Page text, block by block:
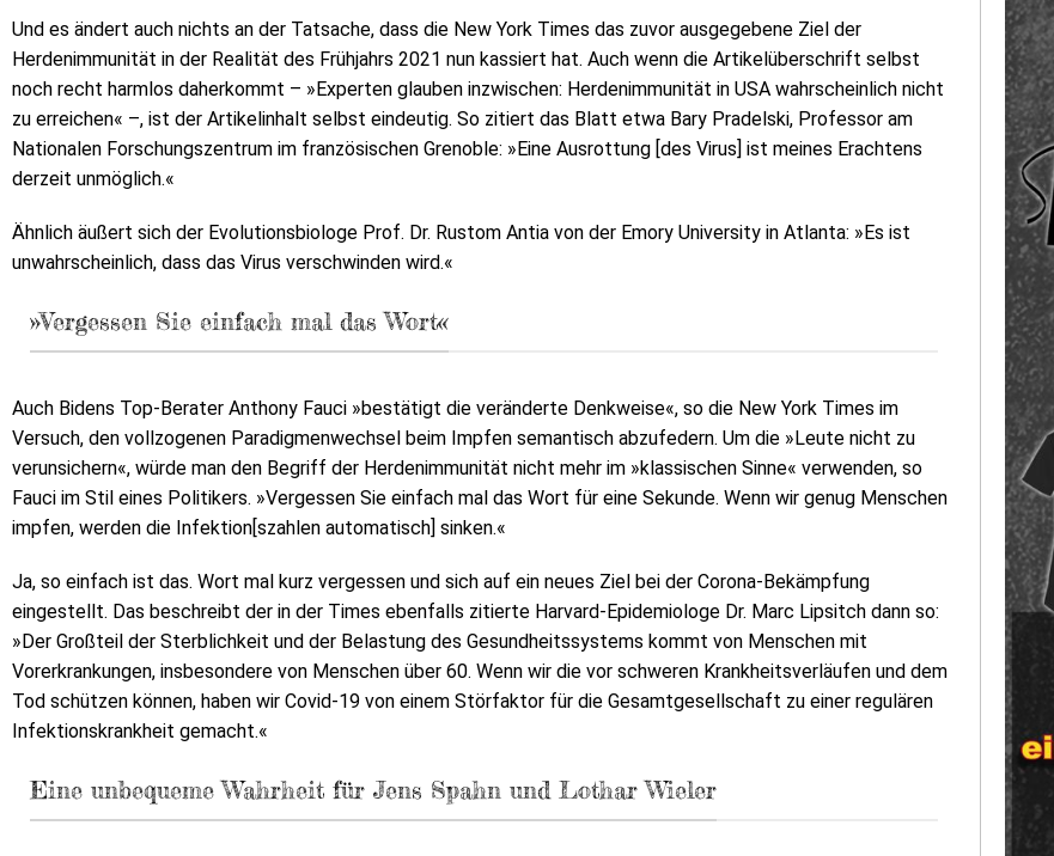
Und es ändert auch nichts an der Tatsache, dass die New York Times das zuvor ausgegebene Ziel der
Herdenimmunität in der Realität des Frühjahrs 2021 nun kassiert hat. Auch wenn die Artikelüberschrift selbst
noch recht harmlos daherkommt – »Experten glauben inzwischen: Herdenimmunität in USA wahrscheinlich nicht
zu erreichen« –, ist der Artikelinhalt selbst eindeutig. So zitiert das Blatt etwa Bary Pradelski, Professor am
Nationalen Forschungszentrum im französischen Grenoble: »Eine Ausrottung [des Virus] ist meines Erachtens
derzeit unmöglich.«
Ähnlich äußert sich der Evolutionsbiologe Prof. Dr. Rustom Antia von der Emory University in Atlanta: »Es ist
unwahrscheinlich, dass das Virus verschwinden wird.«
»Vergessen Sie einfach mal das Wort«
Auch Bidens Top-Berater Anthony Fauci »bestätigt die veränderte Denkweise«, so die New York Times im
Versuch, den vollzogenen Paradigmenwechsel beim Impfen semantisch abzufedern. Um die »Leute nicht zu
verunsichern«, würde man den Begriff der Herdenimmunität nicht mehr im »klassischen Sinne« verwenden, so
Fauci im Stil eines Politikers. »Vergessen Sie einfach mal das Wort für eine Sekunde. Wenn wir genug Menschen
impfen, werden die Infektion[szahlen automatisch] sinken.«
Ja, so einfach ist das. Wort mal kurz vergessen und sich auf ein neues Ziel bei der Corona-Bekämpfung
eingestellt. Das beschreibt der in der Times ebenfalls zitierte Harvard-Epidemiologe Dr. Marc Lipsitch dann so:
»Der Großteil der Sterblichkeit und der Belastung des Gesundheitssystems kommt von Menschen mit
Vorerkrankungen, insbesondere von Menschen über 60. Wenn wir die vor schweren Krankheitsverläufen und dem
Tod schützen können, haben wir Covid-19 von einem Störfaktor für die Gesamtgesellschaft zu einer regulären
Infektionskrankheit gemacht.«
Eine unbequeme Wahrheit für Jens Spahn und Lothar Wieler